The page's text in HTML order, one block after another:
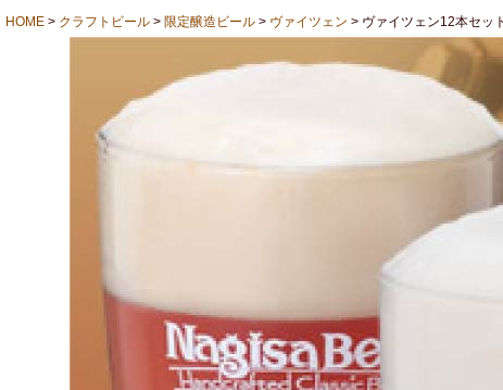
HOME
クラフトビール 限定醸造ビール ヴァイツェン ヴァイツェン12本セッ